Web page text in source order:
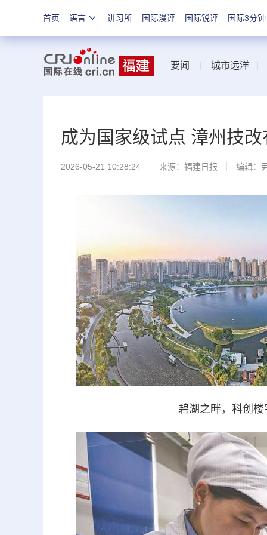
首页 语言 讲习所 国际漫评 国际锐评 国际3分钟
要闻 城市远洋
成为国家级试点 漳州技
2026-05-21 10:28:24 来源： 福建日报 编辑：
碧湖之畔，科创